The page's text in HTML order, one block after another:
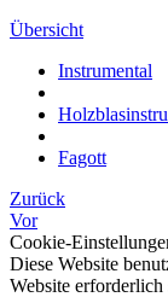
Übersicht
Instrumental
Fagott
Zurück
Vor
Cookie-
Diese Website
Website erforderlich